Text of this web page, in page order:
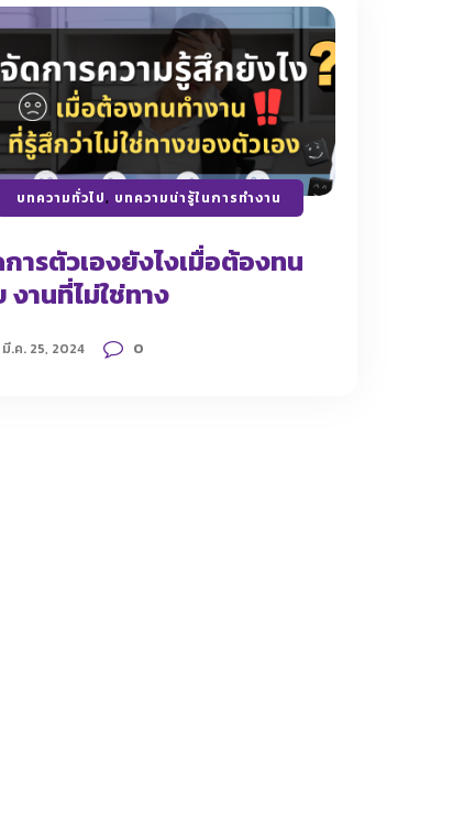
บทความทั่วไป, บทความน่ารู้ในการทำงาน
ารตัวเองยังไงเมื่อต้องทน
งานที่ไม่ใช่ทาง
มี.ค. 25, 2024 0